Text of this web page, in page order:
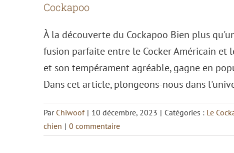
Cockapoo
À la découverte du Cockapoo Bien plus
fusion parfaite entre le Cocker Américain et
et son tempérament agréable, gagne en
Dans cet article, plongeons-nous dans
Par Chiwoof | 10 décembre, 2023 | Catégories : Le
chien | 0 commentaire